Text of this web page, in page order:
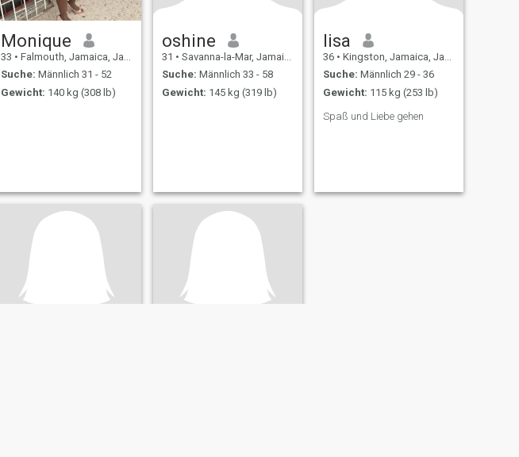
Monique
33 • Falmouth, Jamaica, Jamaika
Suche: Männlich 31 - 52
Gewicht: 140 kg (308 lb)
oshine
31 • Savanna-la-Mar, Jamaica, Jamaika
Suche: Männlich 33 - 58
Gewicht: 145 kg (319 lb)
lisa
36 • Kingston, Jamaica, Jamaika
Suche: Männlich 29 - 36
Gewicht: 115 kg (253 lb)
Spaß und Liebe gehen